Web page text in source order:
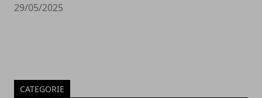
29/05/2025
CATEGORIE